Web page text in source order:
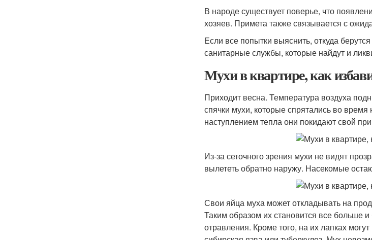
В народе существует поверье, что
хозяев. Примета также связывается с
Если все попытки выяснить, откуда
санитарные службы, которые найдут и
Мухи в квартире, как
Приходит весна. Температура воздуха
спячки мухи, которые спрятались во
наступлением тепла они покидают свой
Из-за сеточного зрения мухи не видят
вылететь обратно наружу. Насекомые
Свои яйца муха может откладывать на
Таким образом их становится все
отравления. Кроме того, на их лапках